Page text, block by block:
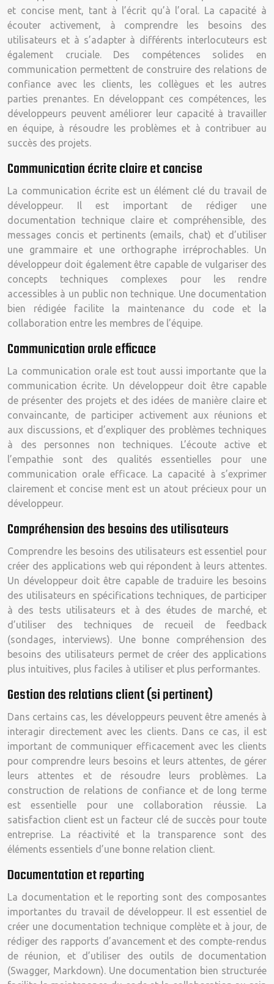
et concise ment, tant à l’écrit qu’à l’oral. La capacité à
écouter activement, à comprendre les besoins des
utilisateurs et à s’adapter à différents interlocuteurs est
également cruciale. Des compétences solides en
communication permettent de construire des relations de
confiance avec les clients, les collègues et les autres
parties prenantes. En développant ces compétences, les
développeurs peuvent améliorer leur capacité à travailler
en équipe, à résoudre les problèmes et à contribuer au
succès des projets.
Communication écrite claire et concise
La communication écrite est un élément clé du travail de
développeur. Il est important de rédiger une
documentation technique claire et compréhensible, des
messages concis et pertinents (emails, chat) et d’utiliser
une grammaire et une orthographe irréprochables. Un
développeur doit également être capable de vulgariser des
concepts techniques complexes pour les rendre
accessibles à un public non technique. Une documentation
bien rédigée facilite la maintenance du code et la
collaboration entre les membres de l’équipe.
Communication orale efficace
La communication orale est tout aussi importante que la
communication écrite. Un développeur doit être capable
de présenter des projets et des idées de manière claire et
convaincante, de participer activement aux réunions et
aux discussions, et d’expliquer des problèmes techniques
à des personnes non techniques. L’écoute active et
l’empathie sont des qualités essentielles pour une
communication orale efficace. La capacité à s’exprimer
clairement et concise ment est un atout précieux pour un
développeur.
Compréhension des besoins des utilisateurs
Comprendre les besoins des utilisateurs est essentiel pour
créer des applications web qui répondent à leurs attentes.
Un développeur doit être capable de traduire les besoins
des utilisateurs en spécifications techniques, de participer
à des tests utilisateurs et à des études de marché, et
d’utiliser des techniques de recueil de feedback
(sondages, interviews). Une bonne compréhension des
besoins des utilisateurs permet de créer des applications
plus intuitives, plus faciles à utiliser et plus performantes.
Gestion des relations client (si pertinent)
Dans certains cas, les développeurs peuvent être amenés à
interagir directement avec les clients. Dans ce cas, il est
important de communiquer efficacement avec les clients
pour comprendre leurs besoins et leurs attentes, de gérer
leurs attentes et de résoudre leurs problèmes. La
construction de relations de confiance et de long terme
est essentielle pour une collaboration réussie. La
satisfaction client est un facteur clé de succès pour toute
entreprise. La réactivité et la transparence sont des
éléments essentiels d’une bonne relation client.
Documentation et reporting
La documentation et le reporting sont des composantes
importantes du travail de développeur. Il est essentiel de
créer une documentation technique complète et à jour, de
rédiger des rapports d’avancement et des compte-rendus
de réunion, et d’utiliser des outils de documentation
(Swagger, Markdown). Une documentation bien structurée